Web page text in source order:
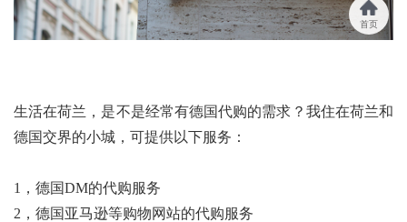
生活在荷兰，是不是经常有德国代购的需求？我住在荷兰和
德国交界的小城，可提供以下服务：
1，德国DM的代购服务
2，德国亚马逊等购物网站的代购服务
首页